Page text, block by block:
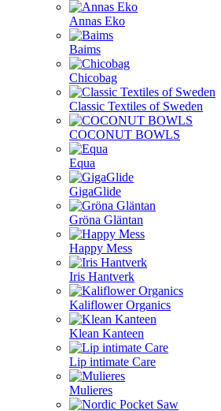
Annas Eko
Baims
Chicobag
Classic Textiles of Sweden
COCONUT BOWLS
Equa
GigaGlide
Gröna Gläntan
Happy Mess
Iris Hantverk
Kaliflower Organics
Klean Kanteen
Lip intimate Care
Mulieres